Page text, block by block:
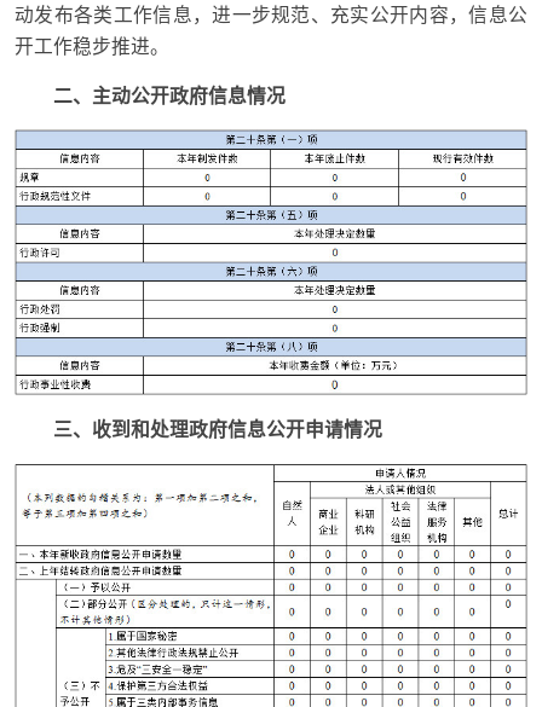
动发布各类工作信息，进一步规范、充实公开内容，信息公
开工作稳步推进。
二、主动公开政府信息情况
三、收到和处理政府信息公开申请情况